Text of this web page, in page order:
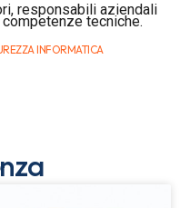
responsabili aziendali
tecniche.
INFORMATICA